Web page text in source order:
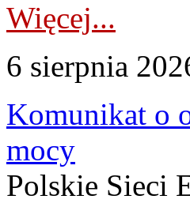
Więcej...
6 sierpnia
Komunikat o
mocy
Polskie Sieci